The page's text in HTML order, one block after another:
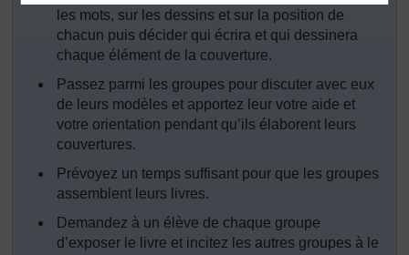
les mots, sur les dessins et sur la position de
chacun puis décider qui écrira et qui dessinera
chaque élément de la couverture.
Passez parmi les groupes pour discuter avec eux
de leurs modèles et apportez leur votre aide et
votre orientation pendant qu’ils élaborent leurs
couvertures.
Prévoyez un temps suffisant pour que les groupes
assemblent leurs livres.
Demandez à un élève de chaque groupe
d’exposer le livre et incitez les autres groupes à le